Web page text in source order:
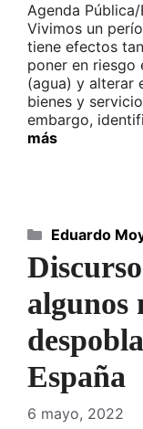
Agenda
Vivimos un
tiene efectos
poner en riesgo
(agua) y alterar
bienes y
embargo,
más
algunos
España
6 mayo, 2022
Categorías
Eduardo